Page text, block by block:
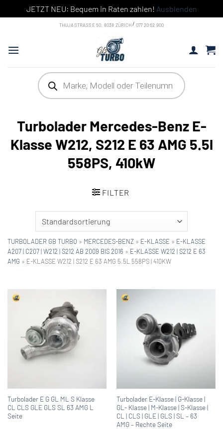
JETZT NEU: Bequem in Raten zahlen! Ausblenden
THUJASTRASSE 50, 8038 ZÜRICH/ 077 20 62 900
Products search
Turbolader Mercedes-Benz E-
Klasse W212, S212 E 63 AMG 5.5l
558PS, 410kW
FILTER
TURBOLADER GB TURBO » MERCEDES-BENZ » E-KLASSE » E-KLASSE
A207 | C207 | W212 | S212 AB 2009 BIS 2016 » E-KLASSE W212 | S212 E 63
AMG » E-KLASSE W212 | S212 E 63 AMG 5.5L 558PS | 410KW
Turbolader E G GL ML S Klasse
CL CLS GLE GLS SL 63 AMG L
Seite
Turbolader E-Klasse | G-Klasse |
GL- Klasse | M-Klasse | S-Klasse |
CL | CLS | GLE | GLS | SL – 63
AMG – Rechte Seite